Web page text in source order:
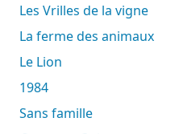
Les Vrilles de la vigne
La ferme des animaux
Le Lion
1984
Sans famille